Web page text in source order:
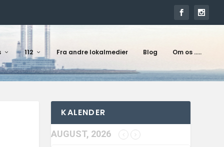
112 Fra andre lokalmedier Blog Om os …..
KALENDER
AUGUST, 2026